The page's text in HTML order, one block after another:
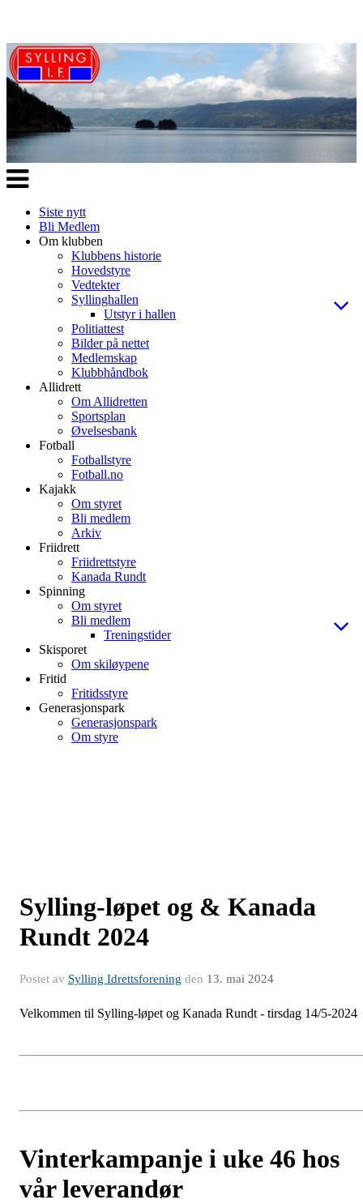
Veksle
navigasjon
Siste nytt
Bli Medlem
Om klubben
Klubbens historie
Hovedstyre
Vedtekter
Syllinghallen
Utstyr i hallen
Politiattest
Bilder på nettet
Medlemskap
Klubbhåndbok
Allidrett
Om Allidretten
Sportsplan
Øvelsesbank
Fotball
Fotballstyre
Fotball.no
Kajakk
Om styret
Bli medlem
Arkiv
Friidrett
Friidrettstyre
Kanada Rundt
Spinning
Om styret
Bli medlem
Treningstider
Skisporet
Om skiløypene
Fritid
Fritidsstyre
Generasjonspark
Generasjonspark
Om styre
Sylling-løpet og & Kanada
Rundt 2024
Postet av Sylling Idrettsforening den 13. mai 2024
Velkommen til Sylling-løpet og Kanada Rundt - tirsdag 14/5-2024
Vinterkampanje i uke 46 hos
vår leverandør